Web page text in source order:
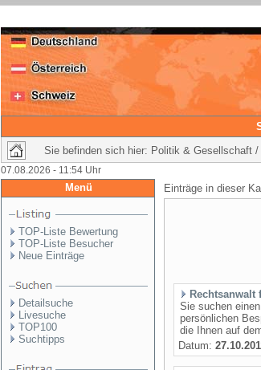
Sie befinden sich hier: Politik & Gesellschaft
07.08.2026 - 11:54 Uhr
Menü
TOP-Liste Bewertung
TOP-Liste Besucher
Neue Einträge
Detailsuche
Livesuche
TOP100
Suchtipps
Einträge in dieser
Sie suchen
persönlichen
die Ihnen auf
Datum: